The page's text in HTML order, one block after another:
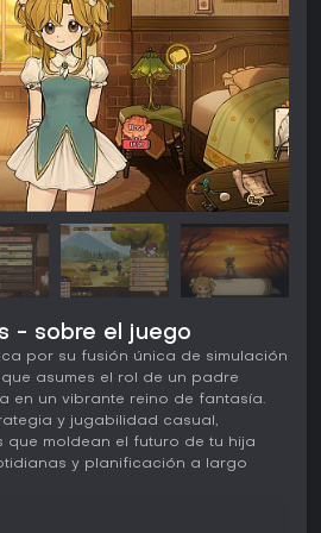
- sobre el juego
por su fusión única de simulación
asumes el rol de un padre
en un vibrante reino de fantasía.
y jugabilidad casual,
que moldean el futuro de tu hija
y planificación a largo